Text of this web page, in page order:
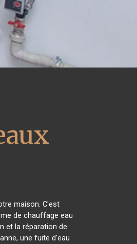
maison. C'est
de chauffage eau
et la réparation de
une fuite d'eau